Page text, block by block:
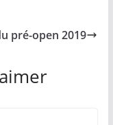
pré-open 2019